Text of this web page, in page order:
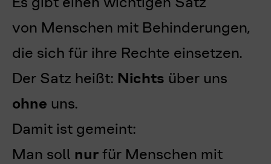
von Menschen mit Behinderungen,
die sich für ihre Rechte einsetzen.
Der Satz heißt: Nichts über uns
ohne uns.
Damit ist gemeint:
Man soll nurfür Menschen mit